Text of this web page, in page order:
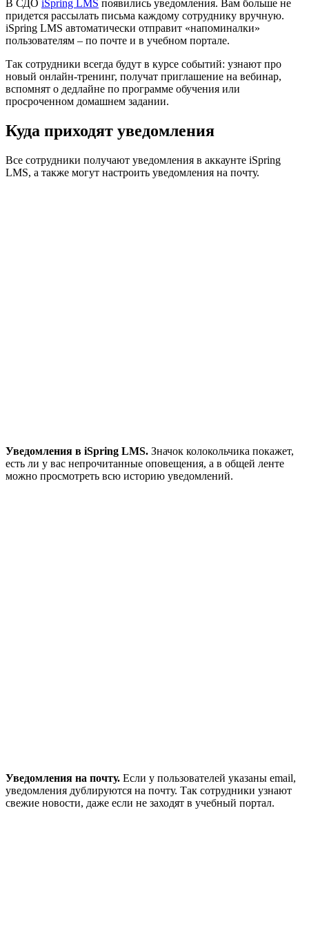
В СДО iSpring LMS появились уведомления. Вам больше не
придется рассылать письма каждому сотруднику вручную.
iSpring LMS автоматически отправит «напоминалки»
пользователям – по почте и в учебном портале.
Так сотрудники всегда будут в курсе событий: узнают про
новый онлайн-тренинг, получат приглашение на вебинар,
вспомнят о дедлайне по программе обучения или
просроченном домашнем задании.
Куда приходят уведомления
Все сотрудники получают уведомления в аккаунте iSpring
LMS, а также могут настроить уведомления на почту.
Уведомления в iSpring LMS. Значок колокольчика покажет,
есть ли у вас непрочитанные оповещения, а в общей ленте
можно просмотреть всю историю уведомлений.
Уведомления на почту. Если у пользователей указаны email,
уведомления дублируются на почту. Так сотрудники узнают
свежие новости, даже если не заходят в учебный портал.